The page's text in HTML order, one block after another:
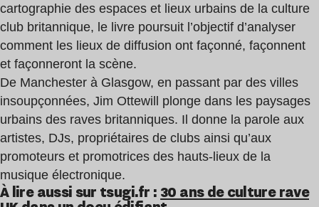
cartographie des espaces et lieux urbains de la culture
club britannique, le livre poursuit l’objectif d’analyser
comment les lieux de diffusion ont façonné, façonnent
et façonneront la scène.
De Manchester à Glasgow, en passant par des villes
insoupçonnées, Jim Ottewill plonge dans les paysages
urbains des raves britanniques. Il donne la parole aux
artistes, DJs, propriétaires de clubs ainsi qu’aux
promoteurs et promotrices des hauts-lieux de la
musique électronique.
À lire aussi sur tsugi.fr : 30 ans de culture rave